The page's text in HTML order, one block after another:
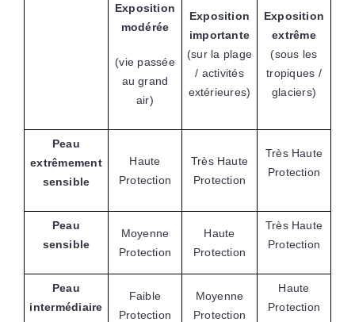
Exposition
modérée
(vie passée
au grand
air)
Exposition
importante
(sur la plage
/ activités
extérieures)
Exposition
extrême
(sous les
tropiques /
glaciers)
Peau
extrêmement
sensible
Haute
Protection
Très Haute
Protection
Très Haute
Protection
Peau
sensible
Moyenne
Protection
Haute
Protection
Très Haute
Protection
Peau
intermédiaire
Faible
Protection
Moyenne
Protection
Haute
Protection